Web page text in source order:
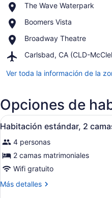
The Wave Waterpark
Place,
Wave
Boomers Vista
Place,
Vista
Broadway Theatre
Place,
Theatre
Carlsbad, CA (CLD-
Airport,
CA
Palomar)
Ver toda la información de la
Opciones de
Abrir
todas
las
fotos
de
Habitación
estándar,
3
Habitación estándar, 2
4 personas
2 camas matrimoniales
Wifi gratuito
Más detalles
Más